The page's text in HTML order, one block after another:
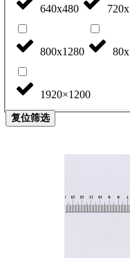
640x480
800x1280
1920×1200
复位筛选